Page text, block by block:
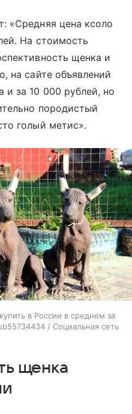
«Средняя цена ксоло
На стоимость
щенка и
на сайте объявлений
и за 10 000 рублей, но
породистый
голый метис».
в России в среднем за
/ Социальная сеть
щенка